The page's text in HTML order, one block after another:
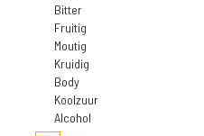
Bitter
Fruitig
Moutig
Kruidig
Body
Koolzuur
Alcohol